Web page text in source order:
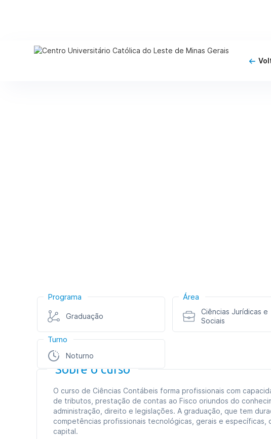
Programa
Graduação
Área
Ciências Jurídicas e
Sociais
Turno
Noturno
Sobre o curso
O curso de Ciências Contábeis forma profissionais com
de tributos, prestação de contas ao Fisco oriundos do
administração, direito e legislações. A graduação, que tem
competências profissionais tecnológicas, gerais e
capital.